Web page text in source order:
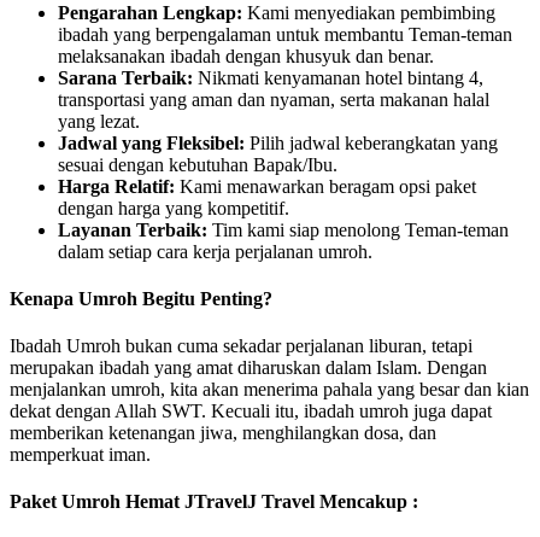
Pengarahan Lengkap: Kami menyediakan pembimbing
ibadah yang berpengalaman untuk membantu Teman-teman
melaksanakan ibadah dengan khusyuk dan benar.
Sarana Terbaik: Nikmati kenyamanan hotel bintang 4,
transportasi yang aman dan nyaman, serta makanan halal
yang lezat.
Jadwal yang Fleksibel: Pilih jadwal keberangkatan yang
sesuai dengan kebutuhan Bapak/Ibu.
Harga Relatif: Kami menawarkan beragam opsi paket
dengan harga yang kompetitif.
Layanan Terbaik: Tim kami siap menolong Teman-teman
dalam setiap cara kerja perjalanan umroh.
Kenapa Umroh Begitu Penting?
Ibadah Umroh bukan cuma sekadar perjalanan liburan, tetapi
merupakan ibadah yang amat diharuskan dalam Islam. Dengan
menjalankan umroh, kita akan menerima pahala yang besar dan kian
dekat dengan Allah SWT. Kecuali itu, ibadah umroh juga dapat
memberikan ketenangan jiwa, menghilangkan dosa, dan
memperkuat iman.
Paket Umroh Hemat JTravelJ Travel Mencakup :